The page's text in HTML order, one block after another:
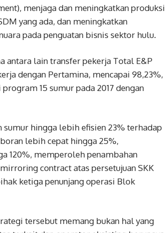
menjaga dan meningkatkan produksi
yang ada, dan meningkatkan
pada penguatan bisnis sektor hulu.
antara lain transfer pekerja Total E&P
dengan Pertamina, mencapai 98,23%,
15 sumur pada 2017 dengan
hingga lebih efisien 23% terhadap
lebih cepat hingga 25%,
120%, memperoleh penambahan
contract atas persetujuan SKK
ketiga penunjang operasi Blok
tersebut memang bukan hal yang